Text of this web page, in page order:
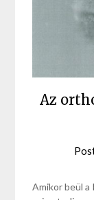
Az
Amikor beül a